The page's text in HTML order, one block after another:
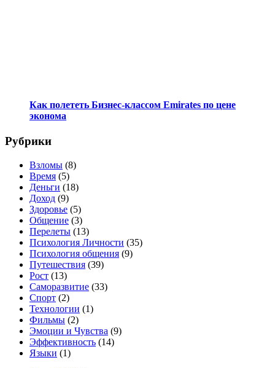
Как полететь Бизнес-классом Emirates по цене
эконома
Рубрики
Взломы (8)
Время (5)
Деньги (18)
Доход (9)
Здоровье (5)
Общение (3)
Перелеты (13)
Психология Личности (35)
Психология общения (9)
Путешествия (39)
Рост (13)
Саморазвитие (33)
Спорт (2)
Технологии (1)
Фильмы (2)
Эмоции и Чувства (9)
Эффективность (14)
Языки (1)